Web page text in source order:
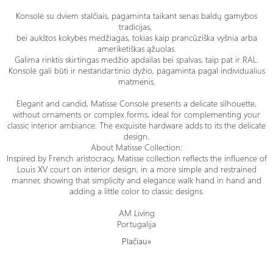
Konsolė su dviem stalčiais, pagaminta taikant senas baldų gamybos
tradicijas,
bei aukštos kokybės medžiagas, tokias kaip prancūziška vyšnia arba
ameriketiškas ąžuolas.
Galima rinktis skirtingas medžio apdailas bei spalvas, taip pat ir RAL.
Konsolė gali būti ir nestandartinio dyžio, pagaminta pagal individualius
matmenis.
Elegant and candid, Matisse Console presents a delicate silhouette,
without ornaments or complex forms, ideal for complementing your
classic interior ambiance. The exquisite hardware adds to its the delicate
design.
About Matisse Collection:
Inspired by French aristocracy, Matisse collection reflects the influence of
Louis XV court on interior design, in a more simple and restrained
manner, showing that simplicity and elegance walk hand in hand and
adding a little color to classic designs.
AM Living
Portugalija
Plačiau»